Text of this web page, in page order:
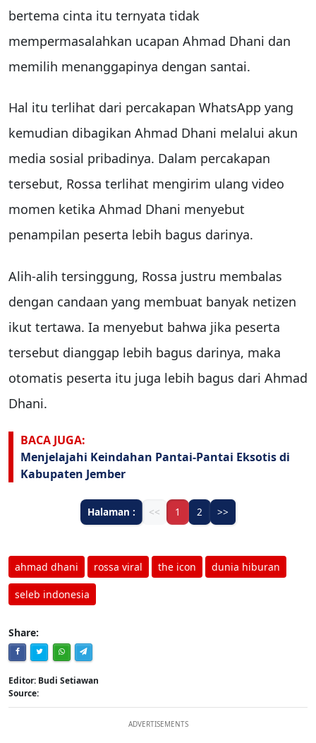
bertema cinta itu ternyata tidak
mempermasalahkan ucapan Ahmad Dhani dan
memilih menanggapinya dengan santai.
Hal itu terlihat dari percakapan WhatsApp yang
kemudian dibagikan Ahmad Dhani melalui akun
media sosial pribadinya. Dalam percakapan
tersebut, Rossa terlihat mengirim ulang video
momen ketika Ahmad Dhani menyebut
penampilan peserta lebih bagus darinya.
Alih-alih tersinggung, Rossa justru membalas
dengan candaan yang membuat banyak netizen
ikut tertawa. Ia menyebut bahwa jika peserta
tersebut dianggap lebih bagus darinya, maka
otomatis peserta itu juga lebih bagus dari Ahmad
Dhani.
BACA JUGA:
Menjelajahi Keindahan Pantai-Pantai Eksotis di
Kabupaten Jember
Halaman : << 1 2 >>
ahmad dhani rossa viral the icon dunia hiburan
seleb indonesia
Share:
Editor: Budi Setiawan
Source:
ADVERTISEMENTS